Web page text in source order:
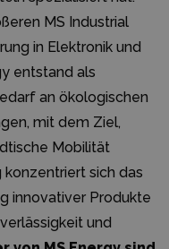
MS Industrial
in Elektronik und
entstand als
an ökologischen
mit dem Ziel,
Mobilität
konzentriert sich das
innovativer Produkte
und